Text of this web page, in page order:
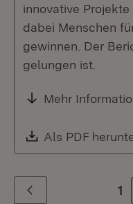
innovative
dabei Menschen
gewinnen. Der
gelungen ist.
Mehr
Download:
Als PDF
Zurück 1